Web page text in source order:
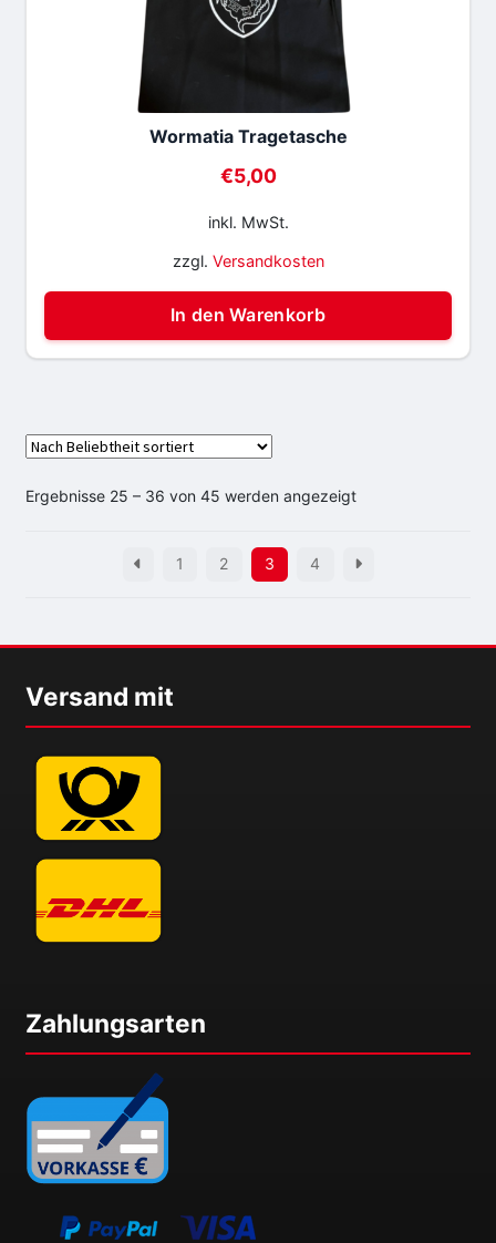
Wormatia Tragetasche
€5,00
inkl. MwSt.
zzgl. Versandkosten
In den Warenkorb
Ergebnisse 25 – 36 von 45 werden angezeigtNach
1
2 3 4
Versand mit
Zahlungsarten